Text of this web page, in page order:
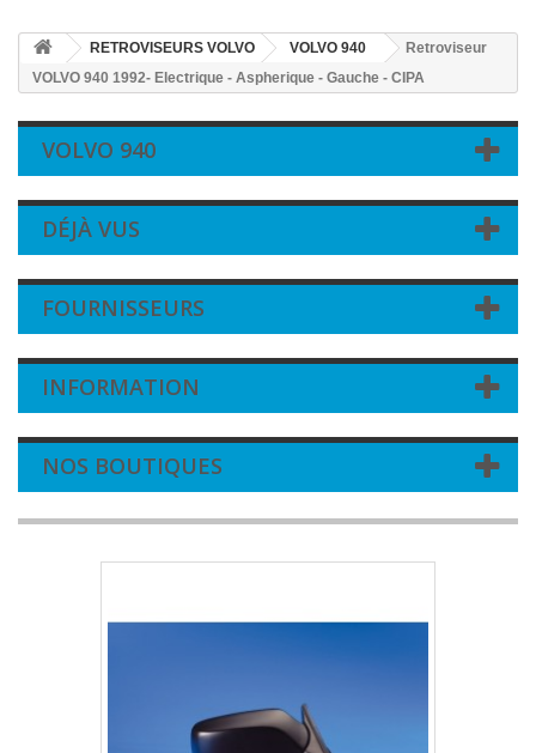
RETROVISEURS VOLVO VOLVO 940
Retroviseur
VOLVO 940 1992- Electrique - Aspherique - Gauche - CIPA
VOLVO 940
DÉJÀ VUS
FOURNISSEURS
INFORMATION
NOS BOUTIQUES